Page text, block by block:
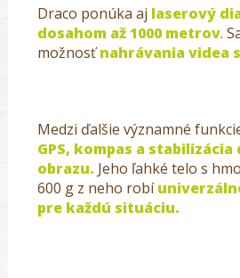
Draco ponúka aj laserový
dosahom až 1000 metrov.
možnosťnahrávania videa
Medzi ďalšie významné
GPS, kompas a
obrazu. Jeho ľahké telo s
600 g z neho robí
pre každú situáciu.